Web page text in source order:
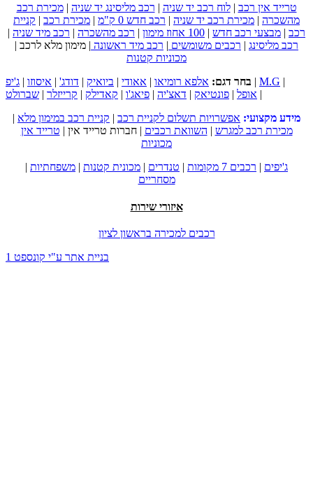
טרייד אין רכב |לוח רכב יד שניה | רכב מליסינג יד שניה |מכירת רכב
מהשכרה | מכירת רכב יד שניה | רכב חדש 0 ק"מ | מכירת רכב | קניית
רכב | מבצעי רכב חדש | 100 אחוז מימון | רכב מהשכרה | רכב מיד שניה |
רכב מליסינג | רכבים משומשים | רכב מיד ראשונה | מימון מלא לרכב |
מכוניות קטנות
בחר דגם: אלפא רומיאו | אאודי | ביואיק | דודג' | איסוזו | ג'יפ | M.G |
אופל | פונטיאק | דאצ'יה | פיאג'ו | קאדילק | קרייזלר | שברולט
|
מידע מקצועי: אפשרויות תשלום לקניית רכב | קניית רכב במימון מלא |
מכירת רכב למגרש | השוואת רכבים |חברות טרייד אין | טרייד אין
מכוניות
ג'יפים | רכבים 7 מקומות | טנדרים | מכונית קטנות | משפחתיות |
מסחריים
איזורי שירות
רכבים למכירה בראשון לציון
בניית אתר ע"י קונספט 1